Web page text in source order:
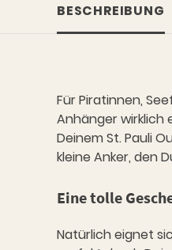
BESCHREIBUNG
Für Piratinnen,
Anhänger wirklich
Deinem St. Pauli
kleine Anker, den
Eine tolle
Natürlich eignet